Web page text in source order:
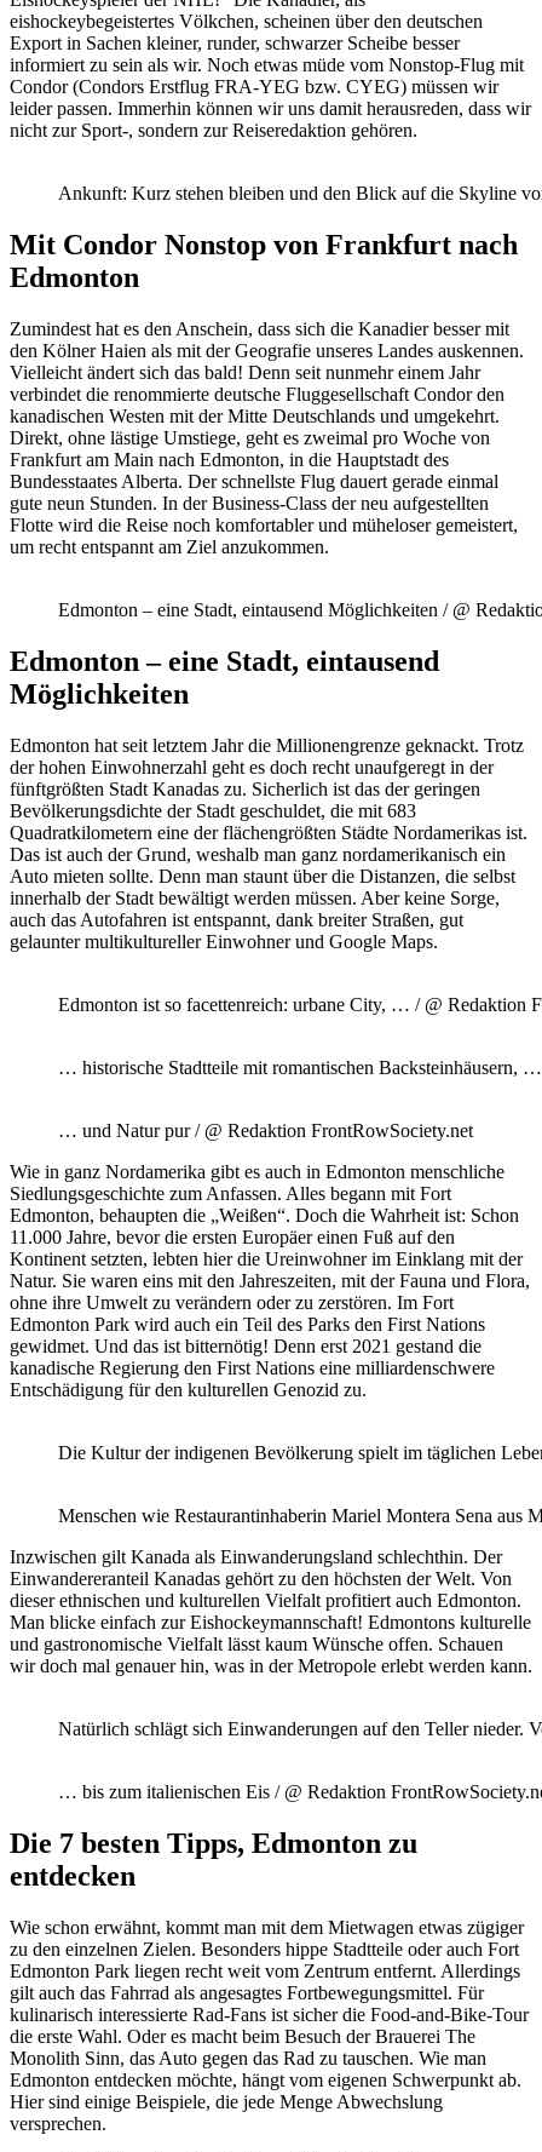
eishockeybegeistertes Völkchen, scheinen über den deutschen
Export in Sachen kleiner, runder, schwarzer Scheibe besser
informiert zu sein als wir. Noch etwas müde vom Nonstop-Flug mit
Condor (Condors Erstflug FRA-YEG bzw. CYEG) müssen wir
leider passen. Immerhin können wir uns damit herausreden, dass wir
nicht zur Sport-, sondern zur Reiseredaktion gehören.
Ankunft: Kurz stehen bleiben und den Blick auf die Skyline
Mit Condor Nonstop von Frankfurt nach
Edmonton
Zumindest hat es den Anschein, dass sich die Kanadier besser mit
den Kölner Haien als mit der Geografie unseres Landes auskennen.
Vielleicht ändert sich das bald! Denn seit nunmehr einem Jahr
verbindet die renommierte deutsche Fluggesellschaft Condor den
kanadischen Westen mit der Mitte Deutschlands und umgekehrt.
Direkt, ohne lästige Umstiege, geht es zweimal pro Woche von
Frankfurt am Main nach Edmonton, in die Hauptstadt des
Bundesstaates Alberta. Der schnellste Flug dauert gerade einmal
gute neun Stunden. In der Business-Class der neu aufgestellten
Flotte wird die Reise noch komfortabler und müheloser gemeistert,
um recht entspannt am Ziel anzukommen.
Edmonton – eine Stadt, eintausend Möglichkeiten / @
Edmonton – eine Stadt, eintausend
Möglichkeiten
Edmonton hat seit letztem Jahr die Millionengrenze geknackt. Trotz
der hohen Einwohnerzahl geht es doch recht unaufgeregt in der
fünftgrößten Stadt Kanadas zu. Sicherlich ist das der geringen
Bevölkerungsdichte der Stadt geschuldet, die mit 683
Quadratkilometern eine der flächengrößten Städte Nordamerikas ist.
Das ist auch der Grund, weshalb man ganz nordamerikanisch ein
Auto mieten sollte. Denn man staunt über die Distanzen, die selbst
innerhalb der Stadt bewältigt werden müssen. Aber keine Sorge,
auch das Autofahren ist entspannt, dank breiter Straßen, gut
gelaunter multikultureller Einwohner und Google Maps.
Edmonton ist so facettenreich: urbane City, … / @ Redaktion
… historische Stadtteile mit romantischen Backsteinhäusern,
… und Natur pur / @ Redaktion FrontRowSociety.net
Wie in ganz Nordamerika gibt es auch in Edmonton menschliche
Siedlungsgeschichte zum Anfassen. Alles begann mit Fort
Edmonton, behaupten die „Weißen“. Doch die Wahrheit ist: Schon
11.000 Jahre, bevor die ersten Europäer einen Fuß auf den
Kontinent setzten, lebten hier die Ureinwohner im Einklang mit der
Natur. Sie waren eins mit den Jahreszeiten, mit der Fauna und Flora,
ohne ihre Umwelt zu verändern oder zu zerstören. Im Fort
Edmonton Park wird auch ein Teil des Parks den First Nations
gewidmet. Und das ist bitternötig! Denn erst 2021 gestand die
kanadische Regierung den First Nations eine milliardenschwere
Entschädigung für den kulturellen Genozid zu.
Die Kultur der indigenen Bevölkerung spielt im täglichen
Menschen wie Restaurantinhaberin Mariel Montera Sena
Inzwischen gilt Kanada als Einwanderungsland schlechthin. Der
Einwandereranteil Kanadas gehört zu den höchsten der Welt. Von
dieser ethnischen und kulturellen Vielfalt profitiert auch Edmonton.
Man blicke einfach zur Eishockeymannschaft! Edmontons kulturelle
und gastronomische Vielfalt lässt kaum Wünsche offen. Schauen
wir doch mal genauer hin, was in der Metropole erlebt werden kann.
Natürlich schlägt sich Einwanderungen auf den Teller
… bis zum italienischen Eis / @ Redaktion
Die 7 besten Tipps, Edmonton zu
entdecken
Wie schon erwähnt, kommt man mit dem Mietwagen etwas zügiger
zu den einzelnen Zielen. Besonders hippe Stadtteile oder auch Fort
Edmonton Park liegen recht weit vom Zentrum entfernt. Allerdings
gilt auch das Fahrrad als angesagtes Fortbewegungsmittel. Für
kulinarisch interessierte Rad-Fans ist sicher die Food-and-Bike-Tour
die erste Wahl. Oder es macht beim Besuch der Brauerei The
Monolith Sinn, das Auto gegen das Rad zu tauschen. Wie man
Edmonton entdecken möchte, hängt vom eigenen Schwerpunkt ab.
Hier sind einige Beispiele, die jede Menge Abwechslung
versprechen.